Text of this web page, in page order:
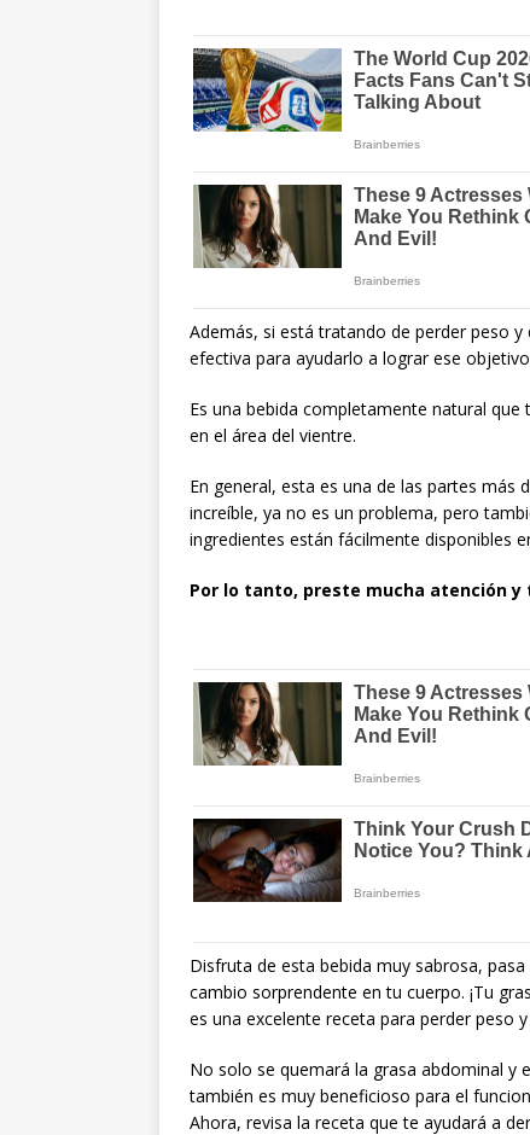
Además, si está tratando de perder peso
efectiva para ayudarlo a lograr ese
Es una bebida completamente natural
en el área del vientre.
En general, esta es una de las partes más
increíble, ya no es un problema, pero
ingredientes están fácilmente disponibles
Por lo tanto, preste mucha atención y
Disfruta de esta bebida muy sabrosa,
cambio sorprendente en tu cuerpo. ¡Tu
es una excelente receta para perder peso
No solo se quemará la grasa abdominal y
también es muy beneficioso para el
Ahora, revisa la receta que te ayudará a